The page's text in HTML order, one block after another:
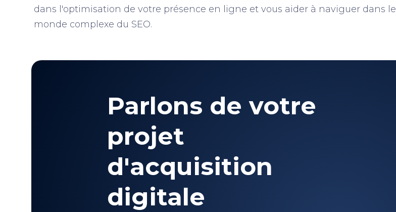
dans l'optimisation de votre présence en ligne et vous aider à naviguer dans le
monde complexe du SEO.
Parlons de votre
projet
d'acquisition
digitale